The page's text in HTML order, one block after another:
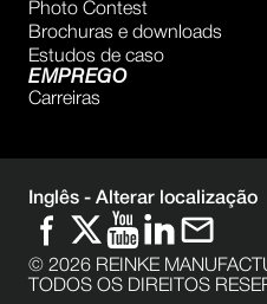
Photo Contest
Brochuras e downloads
Estudos de caso
EMPREGO
Carreiras
© 2026 REINKE
TODOS OS DIREITOS
Inglês - Alterar localização